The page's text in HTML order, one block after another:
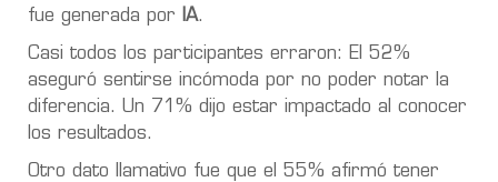
fue generada por
IA.
Casi todos los participantes erraron: El 52%
aseguró sentirse incómoda por no poder notar la
diferencia. Un 71% dijo estar impactado al conocer
los resultados.
Otro dato llamativo fue que el 55% afirmó tener